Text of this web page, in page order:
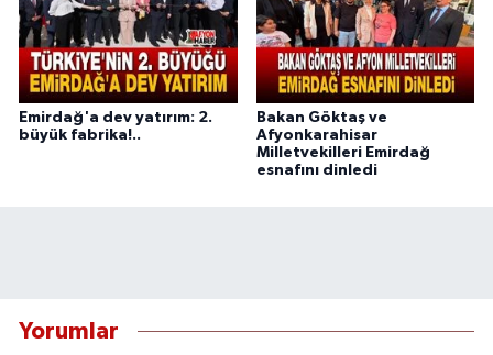
Emirdağ'a dev yatırım: 2.
büyük fabrika!..
Bakan Göktaş ve
Afyonkarahisar
Milletvekilleri Emirdağ
esnafını dinledi
Yorumlar